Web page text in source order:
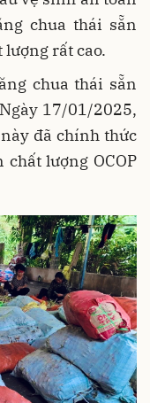
chua thái sẵn
lượng rất cao.
chua thái sẵn
17/01/2025,
đã chính thức
lượng OCOP